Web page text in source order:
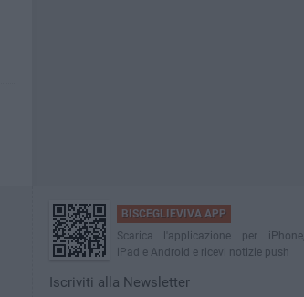
BISCEGLIEVIVA APP
Scarica l'applicazione per iPhone,
iPad e Android e ricevi notizie push
Iscriviti alla Newsletter